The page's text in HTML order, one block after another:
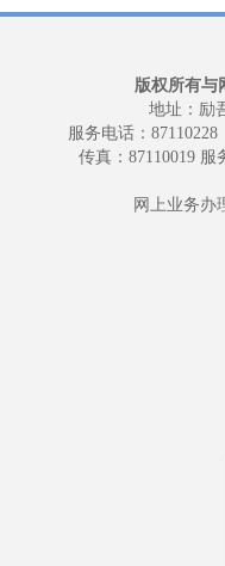
版权所有与
地址：励
服务电话：87110228
传真：87110019 服
网上业务办